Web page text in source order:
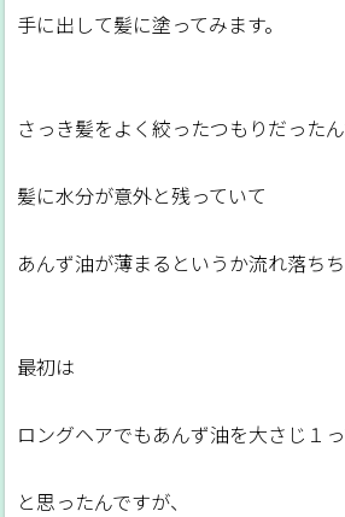
手に出して髪に塗ってみます。
さっき髪をよく絞ったつもりだった
髪に水分が意外と残っていて
あんず油が薄まるというか流れ落ちち
最初は
ロングヘアでもあんず油を大さじ１
と思ったんですが、